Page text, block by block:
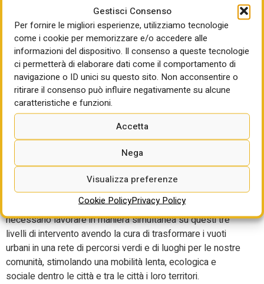
Gestisci Consenso
Per fornire le migliori esperienze, utilizziamo tecnologie
come i cookie per memorizzare e/o accedere alle
informazioni del dispositivo. Il consenso a queste tecnologie
ci permetterà di elaborare dati come il comportamento di
navigazione o ID unici su questo sito. Non acconsentire o
ritirare il consenso può influire negativamente su alcune
caratteristiche e funzioni.
Accetta
Nega
Visualizza preferenze
Cookie PolicyPrivacy Policy
sembra aver perso completamente consistenza nella
società liquida di cui parla Bauman.
Un progetto urbano strategico di rinaturazione,
rigenerazione e di applicazione dell’innovazione
tecnologica sarà allora da sviluppare a partire dai vari vuoti
urbani diffusi nel territorio urbanizzato. Con una visione
d’insieme e la possibilità di interventi mirati sarà possibile
coordinare una serie di azioni sovrapposte: ricollegare il
sistema ambientale in un’azione diffusa di desigillazione
dei suoli, orientare gli scenari di rigenerazione urbana verso
le aree dismesse e gli ambiti compromessi e, al
contempo, iniziare a posare quelle infrastrutture digitali che
saranno necessarie per attivare il prima possibile lesmart
e i sistemi intelligenti al servizio della comunità. Sarà
necessario lavorare in maniera simultanea su questi tre
livelli di intervento avendo la cura di trasformare i vuoti
urbani in una rete di percorsi verdi e di luoghi per le nostre
comunità, stimolando una mobilità lenta, ecologica e
sociale dentro le città e tra le città i loro territori.